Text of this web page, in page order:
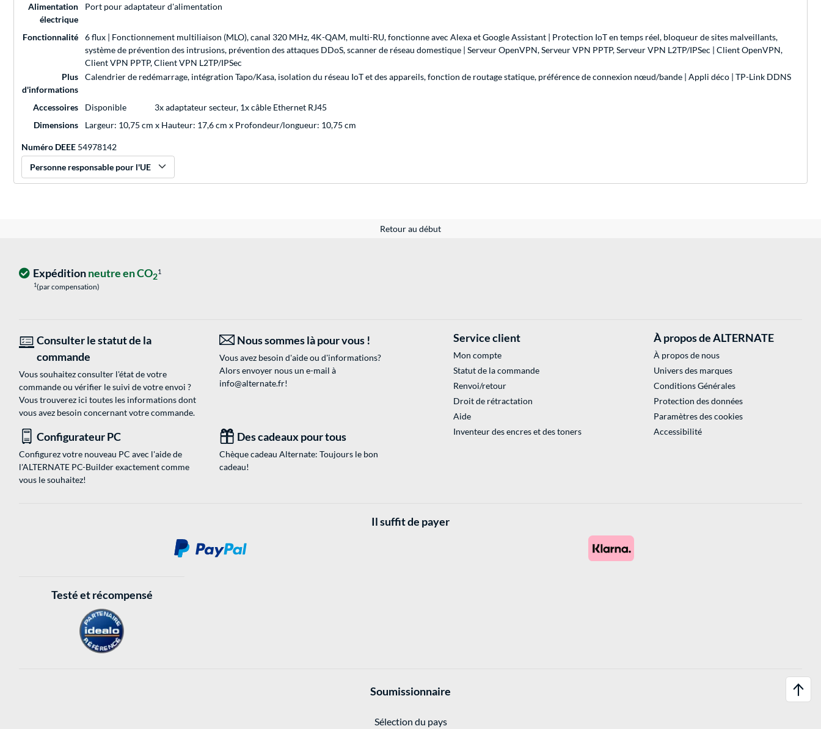
Alimentation
électrique
Port pour adaptateur d'alimentation
Fonctionnalité
6 flux | Fonctionnement multiliaison (MLO), canal 320 MHz, 4K-QAM, multi-RU, fonctionne avec Alexa et Google Assistant | Protection IoT en temps réel, bloqueur de sites malveillants,
système de prévention des intrusions, prévention des attaques DDoS, scanner de réseau domestique | Serveur OpenVPN, Serveur VPN PPTP, Serveur VPN L2TP/IPSec | Client OpenVPN,
Client VPN PPTP, Client VPN L2TP/IPSec
Plus
d'informations
Calendrier de redémarrage, intégration Tapo/Kasa, isolation du réseau IoT et des appareils, fonction de routage statique, préférence de connexion nœud/bande | Appli déco | TP-Link DDNS
Accessoires Disponible
3x adaptateur secteur, 1x câble Ethernet RJ45
Dimensions
Largeur: 10,75 cm x Hauteur: 17,6 cm x Profondeur/longueur: 10,75 cm
Numéro DEEE 54978142
Personne responsable pour l'UE
Retour au début
Expéditionneutre en CO21
1(par compensation)
Consulter le statut de la
commande
Vous souhaitez consulter l'état de votre
commande ou vérifier le suivi de votre envoi ?
Vous trouverez ici toutes les informations dont
vous avez besoin concernant votre commande.
Nous sommes là pour vous !
Vous avez besoin d'aide ou d'informations?
Alors envoyer nous un e-mail à
info@alternate.fr!
Configurateur PC
Configurez votre nouveau PC avec l'aide de
l'ALTERNATE PC-Builder exactement comme
vous le souhaitez!
Des cadeaux pour tous
Chèque cadeau Alternate: Toujours le bon
cadeau!
Service client
Mon compte
Statut de la commande
Renvoi/retour
Droit de rétractation
Aide
Inventeur des encres et des toners
À propos de ALTERNATE
À propos de nous
Univers des marques
Conditions Générales
Protection des données
Paramètres des cookies
Accessibilité
Il suffit de payer
Testé et récompensé
Soumissionnaire
Sélection du pays